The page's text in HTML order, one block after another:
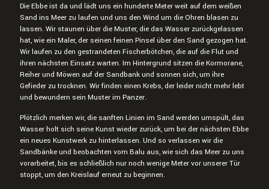
Die Ebbe ist da und lädt uns ein hunderte Meter weit auf dem weißen
Sand ins Meer zu laufen und uns den Wind um die Ohren blasen zu
lassen. Wir staunen über die Muster, die das Wasser zurückgelassen
hat, wie ein Maler, der seinen feinen Pinsel über den Sand gezogen hat.
Wir laufen zu den gestrandeten Fischerbötchen, die auf die Flut und
ihren nächsten Einsatz warten. Im Hintergrund sitzen die Kormorane,
Reiher und Möwen auf der Sandbank und sonnen sich, um ihre
Gefieder zu trocknen. Wir finden einen Krebs, der leider nicht mehr lebt
und bewundern sein Muster im Panzer.
Plötzlich merken wir, die sanften Linien im Sand werden umspült, das
Wasser holt sich seine Kunst wieder zurück, um bei der nächsten Ebbe
ein neues Kunstwerk zu hinterlassen. Und so verlassen wir die
Sandbänke und beobachten vom Balu aus, wie sich das Meer zu uns
vorarbeitet, bis es schließlich nur noch wenige Meter vor unserer Tür
stoppt, um den Kreislauf erneut zu beginnen.